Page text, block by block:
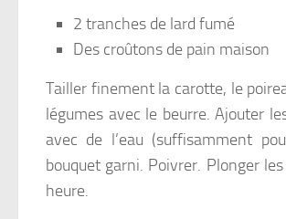
2 tranches de lard fumé
Des croûtons de pain maison
Tailler finement la carotte, le
légumes avec le beurre. Ajouter
avec de l’eau (suffisamment
bouquet garni. Poivrer. Plonger
heure.